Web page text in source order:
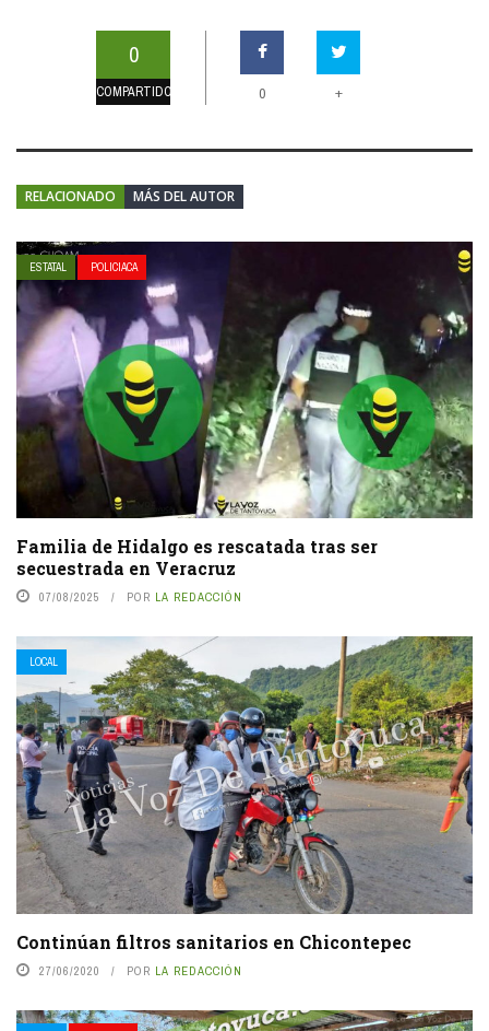
0
COMPARTIDOS 0 +
RELACIONADO MÁS DEL AUTOR
ESTATAL POLICIACA
Familia de Hidalgo es rescatada tras ser
secuestrada en Veracruz
07/08/2025 POR LA REDACCIÓN
LOCAL
Continúan filtros sanitarios en Chicontepec
27/06/2020 POR LA REDACCIÓN